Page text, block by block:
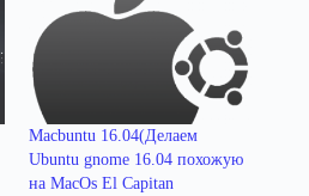
Macbuntu 16.04(Делаем
Ubuntu gnome 16.04 похожую
на MacOs El Capitan